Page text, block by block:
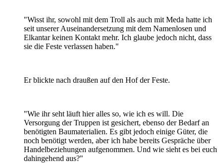
"Wisst ihr, sowohl mit dem Troll als auch mit Meda hatte ich
seit unserer Auseinandersetzung mit dem Namenlosen und
Elkantar keinen Kontakt mehr. Ich glaube jedoch nicht, dass
sie die Feste verlassen haben."
Er blickte nach draußen auf den Hof der Feste.
"Wie ihr seht läuft hier alles so, wie ich es will. Die
Versorgung der Truppen ist gesichert, ebenso der Bedarf an
benötigten Baumaterialien. Es gibt jedoch einige Güter, die
noch benötigt werden, aber ich habe bereits Gespräche über
Handelbeziehungen aufgenommen. Und wie sieht es bei euch
dahingehend aus?"